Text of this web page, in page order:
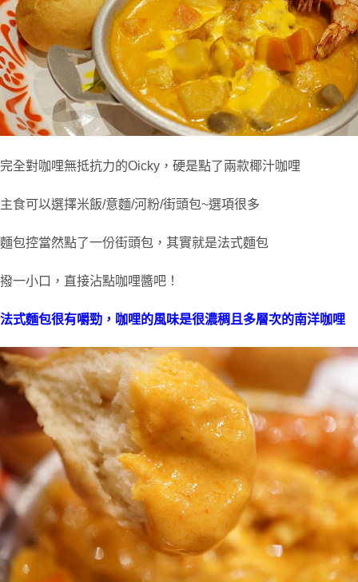
完全對咖哩無抵抗力的Oicky，硬是點了兩款椰汁咖哩
主食可以選擇米飯/意麵/河粉/街頭包~選項很多
麵包控當然點了一份街頭包，其實就是法式麵包
撥一小口，直接沾點咖哩醬吧！
法式麵包很有嚼勁，咖哩的風味是很濃稠且多層次的南洋咖哩